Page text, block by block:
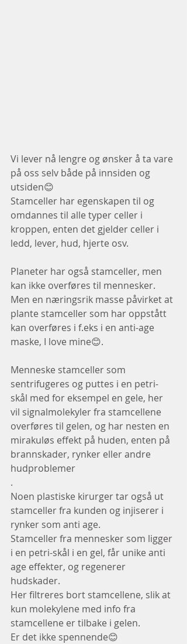
Vi lever nå lengre og ønsker å ta vare
på oss selv både på innsiden og
utsiden😊
Stamceller har egenskapen til og
omdannes til alle typer celler i
kroppen, enten det gjelder celler i
ledd, lever, hud, hjerte osv.
Planeter har også stamceller, men
kan ikke overføres til mennesker.
Men en næringsrik masse påvirket at
plante stamceller som har oppstått
kan overføres i f.eks i en anti-age
maske, I love mine😊.
Menneske stamceller som
sentrifugeres og puttes i en petri-
skål med for eksempel en gele, her
vil signalmolekyler fra stamcellene
overføres til gelen, og har nesten en
mirakuløs effekt på huden, enten på
brannskader, rynker eller andre
hudproblemer
.
Noen plastiske kirurger tar også ut
stamceller fra kunden og injiserer i
rynker som anti age.
Stamceller fra mennesker som ligger
i en petri-skål i en gel, får unike anti
age effekter, og regenerer
hudskader.
Her filtreres bort stamcellene, slik at
kun molekylene med info fra
stamcellene er tilbake i gelen.
Er det ikke spennende😊